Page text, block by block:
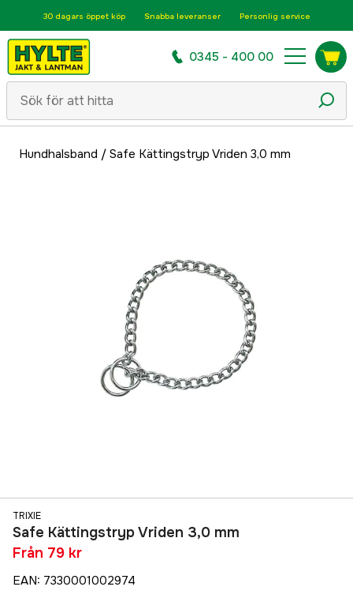
30 dagars öppet köp Snabba leveranser Personlig service
0345 - 400 00
Hundhalsband / Safe Kättingstryp Vriden 3,0 mm
TRIXIE
Safe Kättingstryp Vriden 3,0 mm
Från 79 kr
EAN: 7330001002974